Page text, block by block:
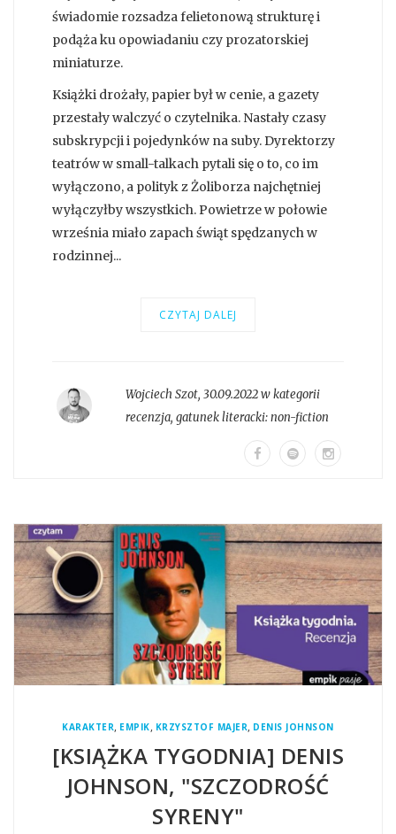
świadomie rozsadza felietonową strukturę i
podąża ku opowiadaniu czy prozatorskiej
miniaturze.
Książki drożały, papier był w cenie, a gazety
przestały walczyć o czytelnika. Nastały czasy
subskrypcji i pojedynków na suby. Dyrektorzy
teatrów w small-talkach pytali się o to, co im
wyłączono, a polityk z Żoliborza najchętniej
wyłączyłby wszystkich. Powietrze w połowie
września miało zapach świąt spędzanych w
rodzinnej...
CZYTAJ DALEJ
Wojciech Szot, 30.09.2022 w kategorii
recenzja, gatunek literacki:non-fiction
KARAKTER, EMPIK, KRZYSZTOF MAJER, DENIS JOHNSON
[KSIĄŻKA TYGODNIA] DENIS
JOHNSON, "SZCZODROŚĆ
SYRENY"